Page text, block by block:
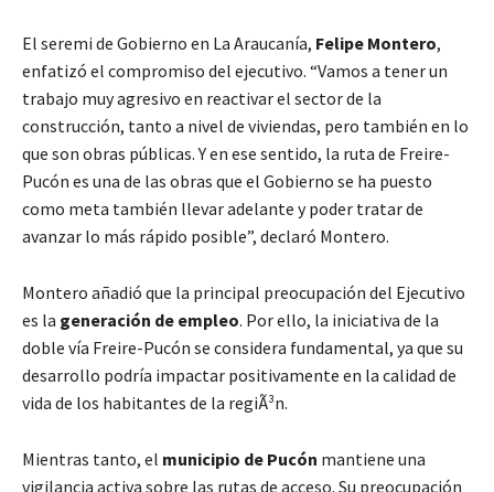
El seremi de Gobierno en La Araucaní­a, Felipe Montero,
enfatizó el compromiso del ejecutivo. “Vamos a tener un
trabajo muy agresivo en reactivar el sector de la
construcción, tanto a nivel de viviendas, pero también en lo
que son obras públicas. Y en ese sentido, la ruta de Freire-
Pucón es una de las obras que el Gobierno se ha puesto
como meta también llevar adelante y poder tratar de
avanzar lo más rápido posible”, declaró Montero.
Montero añadió que la principal preocupación del Ejecutivo
es la generación de empleo. Por ello, la iniciativa de la
doble vía Freire-Pucón se considera fundamental, ya que su
desarrollo podrí­a impactar positivamente en la calidad de
vida de los habitantes de la regiÃ³n.
Mientras tanto, el municipio de Pucón mantiene una
vigilancia activa sobre las rutas de acceso. Su preocupación